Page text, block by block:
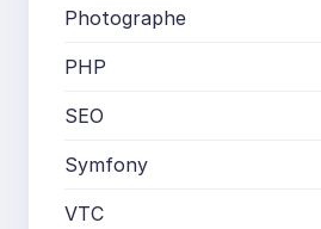
Photographe
PHP
SEO
Symfony
VTC